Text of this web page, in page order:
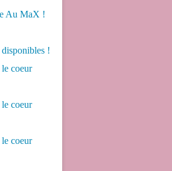
Au MaX !
!
coeur
coeur
coeur